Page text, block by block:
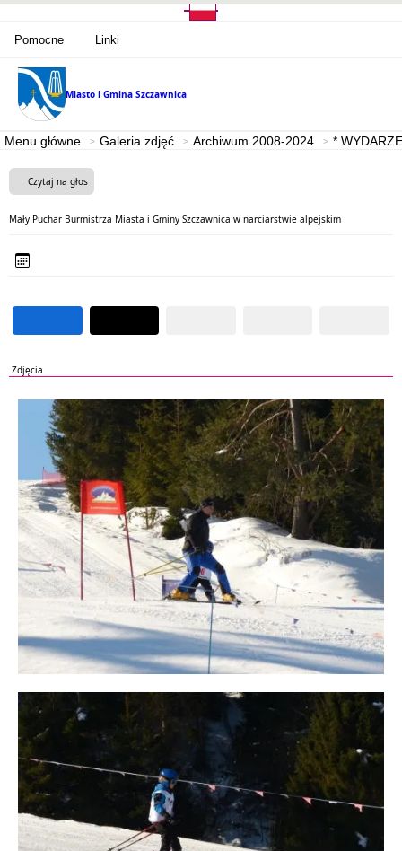
Pomocne Linki
Miasto i Gmina Szczawnica
Menu główne Galeria zdjęć Archiwum 2008-2024 *
Czytaj na głos
Mały Puchar Burmistrza Miasta i Gminy Szczawnica w narciarstwie alpejskim
Zdjęcia